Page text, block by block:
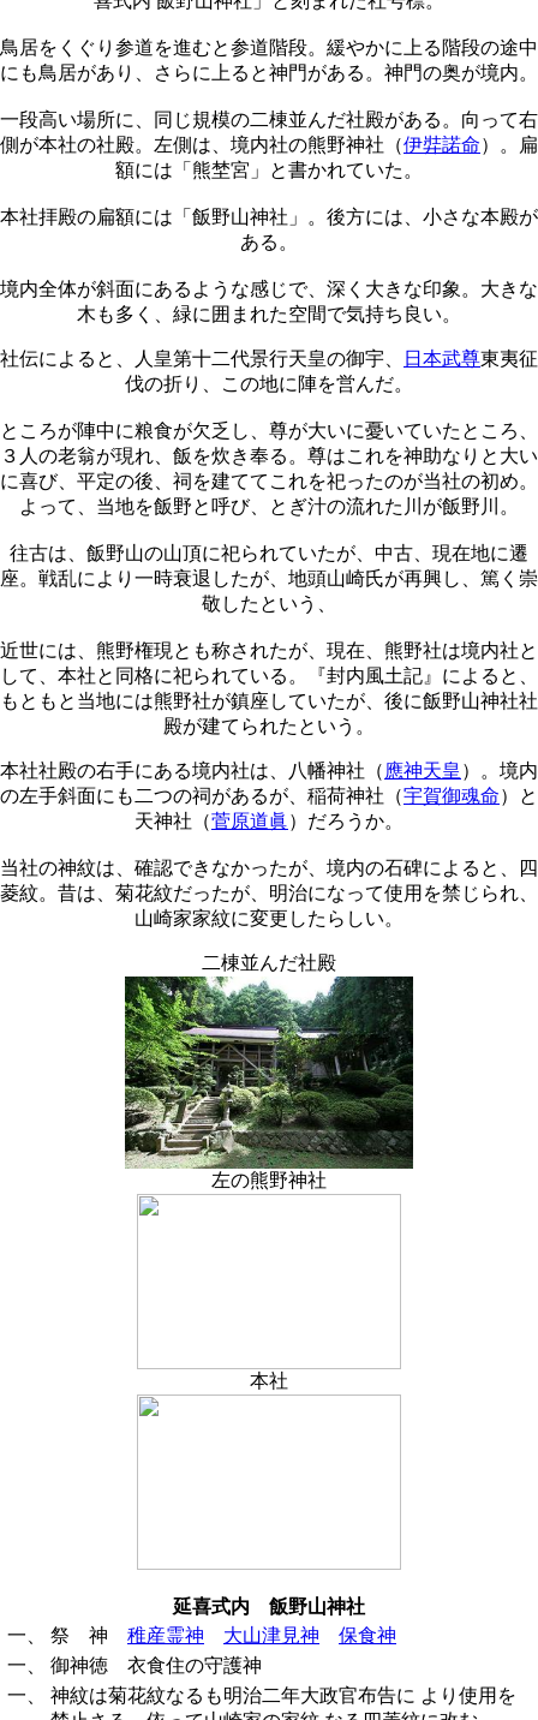
鳥居をくぐり参道を進むと参道階段。緩やかに上る階段の途中
にも鳥居があり、さらに上ると神門がある。神門の奥が境内。
一段高い場所に、同じ規模の二棟並んだ社殿がある。向って右
側が本社の社殿。左側は、境内社の熊野神社（伊弉諾命）。扁
額には「熊埜宮」と書かれていた。
本社拝殿の扁額には「飯野山神社」。後方には、小さな本殿が
ある。
境内全体が斜面にあるような感じで、深く大きな印象。大きな
木も多く、緑に囲まれた空間で気持ち良い。
社伝によると、人皇第十二代景行天皇の御宇、 日本武尊東夷征
伐の折り、この地に陣を営んだ。
ところが陣中に粮食が欠乏し、尊が大いに憂いていたところ、
３人の老翁が現れ、飯を炊き奉る。尊はこれを神助なりと大い
に喜び、平定の後、祠を建ててこれを祀ったのが当社の初め。
よって、当地を飯野と呼び、とぎ汁の流れた川が飯野川。
往古は、飯野山の山頂に祀られていたが、中古、現在地に遷
座。戦乱により一時衰退したが、地頭山崎氏が再興し、篤く崇
敬したという、
近世には、熊野権現とも称されたが、現在、熊野社は境内社と
して、本社と同格に祀られている。『封内風土記』によると、
もともと当地には熊野社が鎮座していたが、後に飯野山神社社
殿が建てられたという。
本社社殿の右手にある境内社は、八幡神社（ 應神天皇 ）。境内
の左手斜面にも二つの祠があるが、稲荷神社（宇賀御魂命）と
天神社（菅原道眞）だろうか。
当社の神紋は、確認できなかったが、境内の石碑によると、四
菱紋。昔は、菊花紋だったが、明治になって使用を禁じられ、
山崎家家紋に変更したらしい。
二棟並んだ社殿
左の熊野神社
本社
延喜式内 飯野山神社
一、
祭 神 稚産霊神 大山津見神
保食神
一、
御神徳 衣食住の守護神
一、
神紋は菊花紋なるも明治二年大政官布告に より使用を